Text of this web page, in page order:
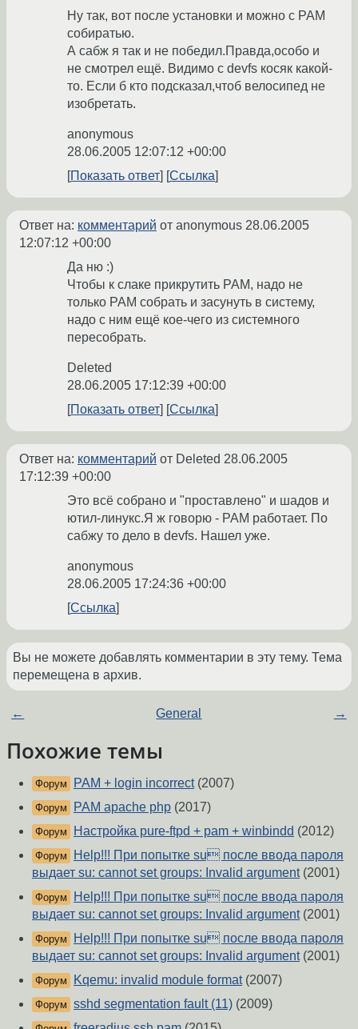
Ну так, вот после установки и можно с PAM
собиратью.
А сабж я так и не победил.Правда,особо и
не смотрел ещё. Видимо с devfs косяк какой-
то. Если б кто подсказал,чтоб велосипед не
изобретать.
anonymous
28.06.2005 12:07:12 +00:00
Показать ответ
Ссылка
Ответ на: комментарий от anonymous 28.06.2005
12:07:12 +00:00
Да ню :)
Чтобы к слаке прикрутить PAM, надо не
только PAM собрать и засунуть в систему,
надо с ним ещё кое-чего из системного
пересобрать.
Deleted
28.06.2005 17:12:39 +00:00
Показать ответ
Ссылка
Ответ на: комментарий от Deleted 28.06.2005
17:12:39 +00:00
Это всё собрано и "проставлено" и шадов и
ютил-линукс.Я ж говорю - PAM работает. По
сабжу то дело в devfs. Нашел уже.
anonymous
28.06.2005 17:24:36 +00:00
Ссылка
Вы не можете добавлять комментарии в эту тему. Тема
перемещена в архив.
← General →
Похожие темы
Форум PAM + login incorrect(2007)
Форум PAM apache php (2017)
Форум Настройка pure-ftpd + pam + winbindd (2012)
Форум
Help!!! При попытке su после ввода пароля
выдает su: cannot set groups: Invalid argument(2001)
Форум
Help!!! При попытке su после ввода пароля
выдает su: cannot set groups: Invalid argument(2001)
Форум
Help!!! При попытке su после ввода пароля
выдает su: cannot set groups: Invalid argument(2001)
Форум Kqemu: invalid module format(2007)
Форум sshd segmentation fault (11) (2009)